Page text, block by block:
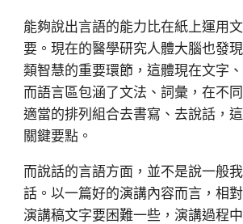
能夠說出言語的能力比在紙上運用
要。現在的醫學研究人體大腦也發
類智慧的重要環節，這體現在文字
而語言區包涵了文法、詞彙，在不
適當的排列組合去書寫、去說話，
關鍵要點。
而說話的言語方面，並不是說一般
話。以一篇好的演講內容而言，相
演講稿文字要困難一些，演講過程